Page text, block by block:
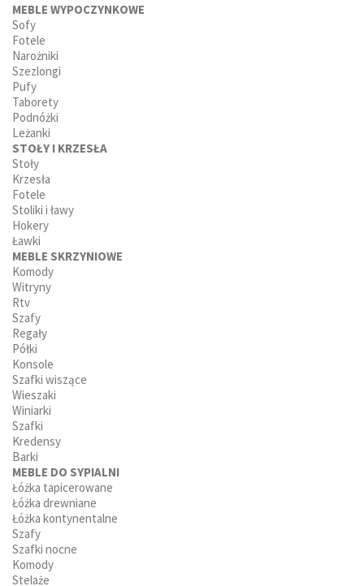
MEBLE WYPOCZYNKOWE
Sofy
Fotele
Narożniki
Szezlongi
Pufy
Taborety
Podnóżki
Leżanki
STOŁY I KRZESŁA
Stoły
Krzesła
Fotele
Stoliki i ławy
Hokery
Ławki
MEBLE SKRZYNIOWE
Komody
Witryny
Rtv
Szafy
Regały
Półki
Konsole
Szafki wiszące
Wieszaki
Winiarki
Szafki
Kredensy
Barki
MEBLE DO SYPIALNI
Łóżka tapicerowane
Łóżka drewniane
Łóżka kontynentalne
Szafy
Szafki nocne
Komody
Stelaże